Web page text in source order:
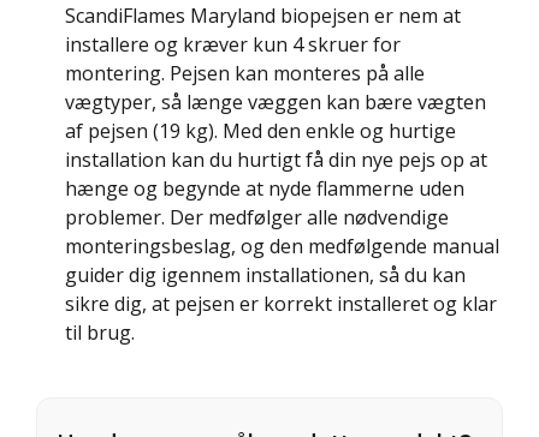
ScandiFlames Maryland biopejsen er nem at
installere og kræver kun 4 skruer for
montering. Pejsen kan monteres på alle
vægtyper, så længe væggen kan bære vægten
af pejsen (19 kg). Med den enkle og hurtige
installation kan du hurtigt få din nye pejs op at
hænge og begynde at nyde flammerne uden
problemer. Der medfølger alle nødvendige
monteringsbeslag, og den medfølgende manual
guider dig igennem installationen, så du kan
sikre dig, at pejsen er korrekt installeret og klar
til brug.